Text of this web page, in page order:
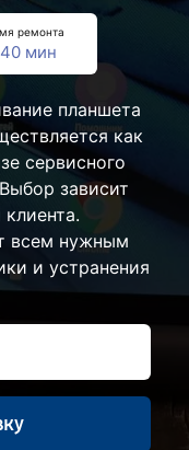
ремонта
мин
планшета
как
сервисного
зависит
всем нужным
и устранения